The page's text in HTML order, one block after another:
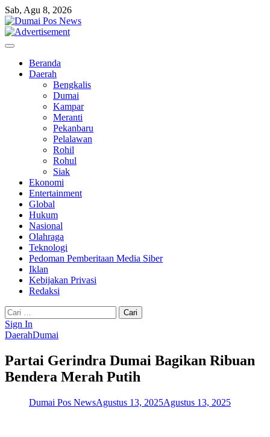
Skip
to
content
Sab, Agu 8, 2026
Beranda
Daerah
Bengkalis
Dumai
Kampar
Meranti
Pekanbaru
Pelalawan
Rohil
Rohul
Siak
Ekonomi
Entertainment
Global
Hukum
Nasional
Olahraga
Teknologi
Pedoman Pemberitaan Media Siber
Iklan
Kebijakan Privasi
Redaksi
Cari
untuk:
Sign In
DaerahDumai
Partai Gerindra Dumai Bagikan Ribuan
Bendera Merah Putih
Dumai Pos NewsAgustus 13, 2025Agustus 13, 2025